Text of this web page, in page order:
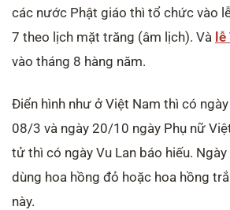
các nước Phật giáo thì tổ chức vào
7 theo lịch mặt trăng (âm lịch). Và lễ
vào tháng 8 hàng năm.
Điển hình như ở Việt Nam thì có
08/3 và ngày 20/10 ngày Phụ nữ
tử thì có ngày Vu Lan báo hiếu.
dùng hoa hồng đỏ hoặc hoa hồng
này.